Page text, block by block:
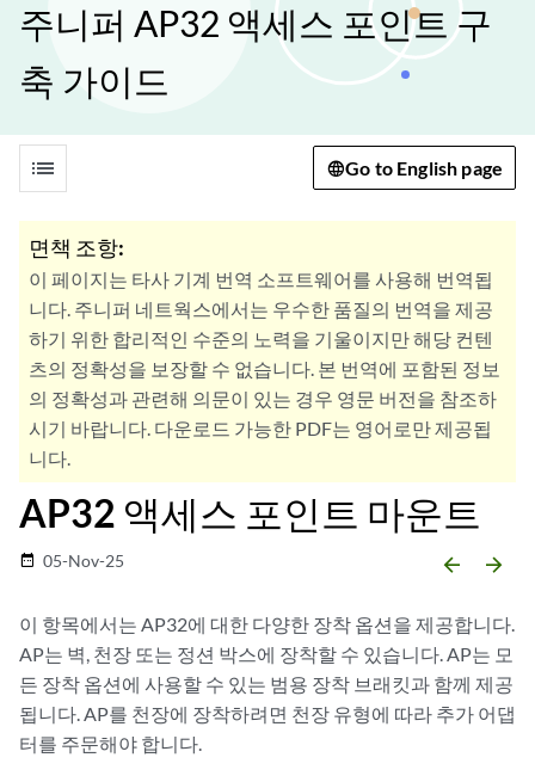
주니퍼 AP32 액세스 포인트 구
축 가이드
list Go to English page
면책 조항:
이 페이지는 타사 기계 번역 소프트웨어를 사용해 번역됩
니다. 주니퍼 네트웍스에서는 우수한 품질의 번역을 제공
하기 위한 합리적인 수준의 노력을 기울이지만 해당 컨텐
츠의 정확성을 보장할 수 없습니다. 본 번역에 포함된 정보
의 정확성과 관련해 의문이 있는 경우 영문 버전을 참조하
시기 바랍니다. 다운로드 가능한 PDF는 영어로만 제공됩
니다.
AP32 액세스 포인트 마운트
date_range 05-Nov-25 arrow_backward arrow_forward
이 항목에서는 AP32에 대한 다양한 장착 옵션을 제공합니다.
AP는 벽, 천장 또는 정션 박스에 장착할 수 있습니다. AP는 모
든 장착 옵션에 사용할 수 있는 범용 장착 브래킷과 함께 제공
됩니다. AP를 천장에 장착하려면 천장 유형에 따라 추가 어댑
터를 주문해야 합니다.